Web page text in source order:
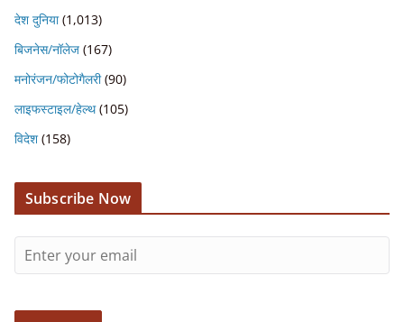
देश दुनिया(1,013)
बिजनेस/नॉलेज (167)
मनोरंजन/फोटोगैलरी(90)
लाइफस्टाइल/हेल्थ(105)
विदेश (158)
Subscribe Now